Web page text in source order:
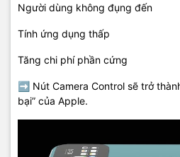
Người dùng không đụng đến
Tính ứng dụng thấp
Tăng chi phí phần cứng
➡ Nút Camera Control sẽ trở
bại” của Apple.